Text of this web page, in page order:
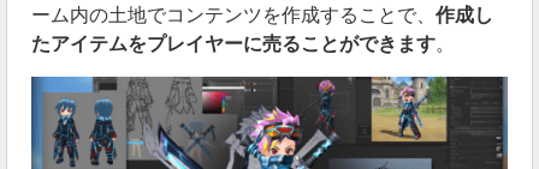
ーム内の土地でコンテンツを作成することで、 作成し
たアイテムをプレイヤーに売ることができます。